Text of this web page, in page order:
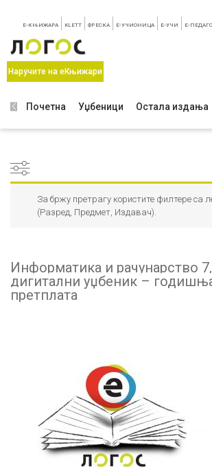
E-КЊИЖАРА KLETT ФРЕСКА E-УЧИОНИЦА E-УЧИ Е-
Наручите на еКњижари
Почетна Уџбеници Остала издања
За бржу претрагу користите филтере са
(Разред, Предмет, Издавач).
Информатика и рачунарство 7,
дигитални уџбеник –
претплата